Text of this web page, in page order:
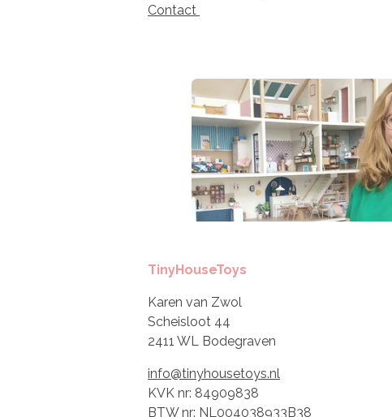
Contact
TinyHouseToys
Karen van Zwol
Scheisloot 44
2411 WL Bodegraven
info@tinyhousetoys.nl
KVK nr: 84909838
BTW nr: NL004038933B38